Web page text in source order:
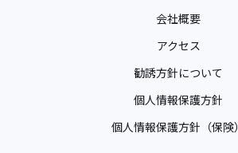
会社概要
アクセス
勧誘方針について
個人情報保護方針
個人情報保護方針（保険）